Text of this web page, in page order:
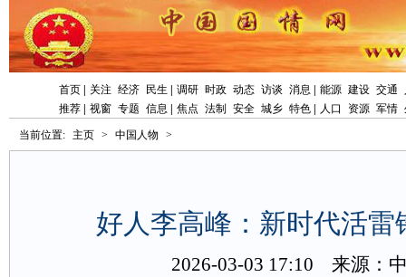
首页 关注 经济 民生 调研 时政 动态 访谈 消息 能源 建设 交通
推荐
视窗 专题 信息 焦点 法制 安全 城乡 特色 人口 资源 军情
当前位置: 主页 > 中国人物 >
好人李高峰：新时代活雷
2026-03-0317:10 来源：